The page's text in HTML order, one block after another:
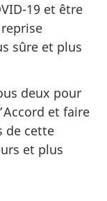
19 et être
sûre et plus
deux pour
et faire
de cette
et plus